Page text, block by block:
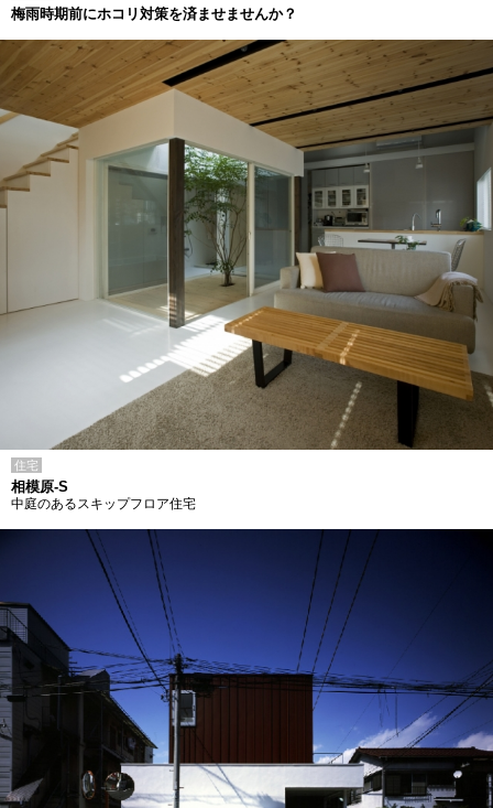
梅雨時期前にホコリ対策を済ませませんか？
住宅
相模原-S
中庭のあるスキップフロア住宅